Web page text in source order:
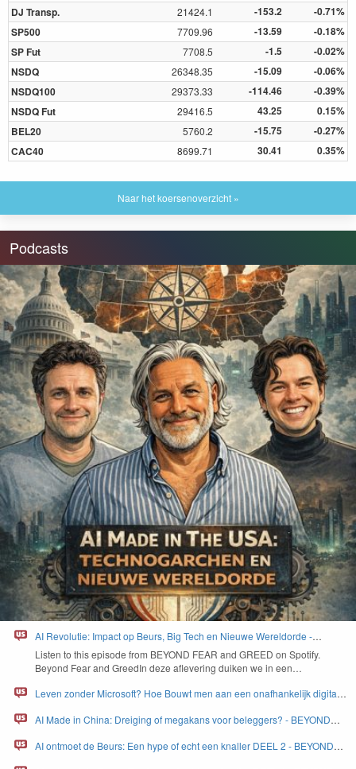
DJ Transp.
21424.1 -153.2
-0.71%
SP500
7709.96 -13.59
-0.18%
SP Fut
7708.5 -1.5
-0.02%
NSDQ
26348.35 -15.09
-0.06%
NSDQ100
29373.33 -114.46
-0.39%
NSDQ Fut
29416.5 43.25
0.15%
BEL20
5760.2 -15.75
-0.27%
CAC40
8699.71 30.41 0.35%
Naar het koersenoverzicht »
Podcasts
AI Revolutie: Impact op Beurs, Big Tech en Nieuwe Wereldorde -
BEYOND FEAR and GREED
Lis­ten to this episode from BEYOND FEAR and GREED on Spo­ti­fy.
Beyond Fear and Greed­In deze aflev­er­ing duiken we in een…
Leven zonder Microsoft? Hoe Bouwt men aan een onafhankelijk digitaal
AI Made in China: Dreiging of megakans voor beleggers? - BEYOND
AI ontmoet de Beurs: Een hype of echt een knaller DEEL 2 - BEYOND